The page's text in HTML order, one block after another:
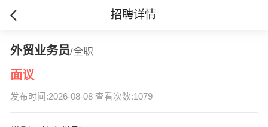
招聘详情
外贸业务员/全职
面议
发布时间:2026-08-08 查看次数:1079